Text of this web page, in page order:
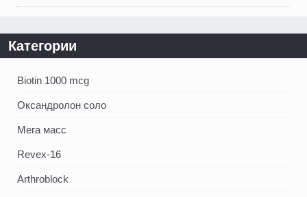
Категории
Biotin 1000 mcg
Оксандролон соло
Мега масс
Revex-16
Arthroblock